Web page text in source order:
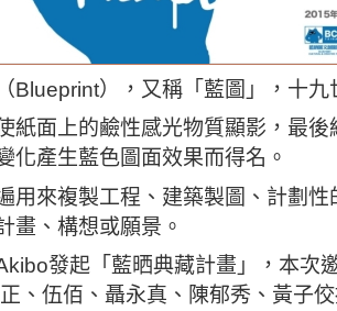
Blueprint），又稱「藍圖」，十
紙面上的鹼性感光物質顯影，最
化產生藍色圖面效果而得名。
用來複製工程、建築製圖、計劃
畫、構想或願景。
發起「藍晒典藏計畫」，本次
、伍佰、聶永真、陳郁秀、黃子